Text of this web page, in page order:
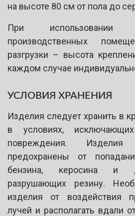
на высоте 80 см от пола до
При использовании
производственных
разгрузки – высота
каждом случае
УСЛОВИЯ ХРАНЕНИЯ
Изделия следует хранить в
в условиях,
повреждения.
предохранены от
бензина, керосина и
разрушающих резину.
изделия от воздействия
лучей и располагать вдали